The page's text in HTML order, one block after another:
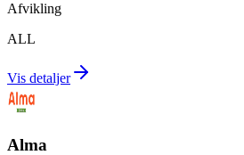
Afvikling
ALL
Vis detaljer
Alma